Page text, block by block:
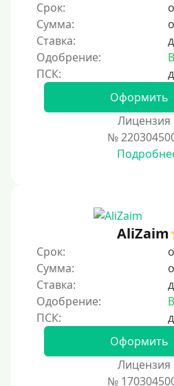
5 лет
Краткосрочные
Долгосрочные
Принятие решения
За час
Срочные
Моментальные онлайн
Экспресс
В день обращения
Срок:
Сумма:
Ставка:
Одобрение:
Оформить
Лицензия
№
AliZaim
Срок:
Сумма:
Ставка:
Одобрение:
Оформить
Лицензия
№